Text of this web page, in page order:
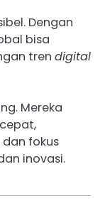
Dengan
bisa
tren digital
Mereka
fokus
inovasi.